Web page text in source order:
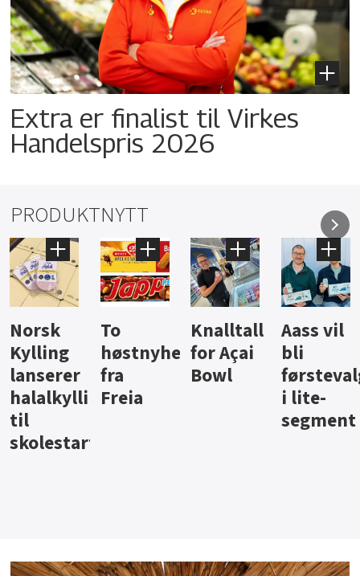
Extra er finalist til Virkes
Handelspris 2026
PRODUKTNYTT
Knalltall
for Açai
Bowl
Aass vil
bli
førstevalg
i lite-
Brus og
jus fra
Berentsen
Hard
iste fra
Hansa